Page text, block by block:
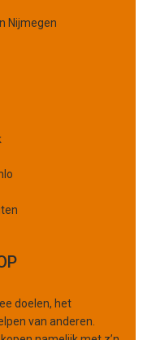
Nijmegen
doelen, het
van anderen.